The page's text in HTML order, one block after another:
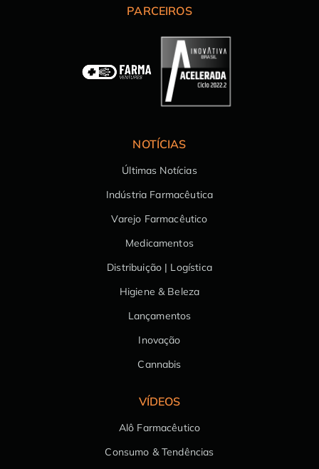
PARCEIROS
NOTÍCIAS
Últimas Notícias
Indústria Farmacêutica
Varejo Farmacêutico
Medicamentos
Distribuição | Logística
Higiene & Beleza
Lançamentos
Inovação
Cannabis
VÍDEOS
Alô Farmacêutico
Consumo & Tendências